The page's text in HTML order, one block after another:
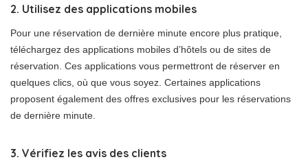
2. Utilisez des applications mobiles
Pour une réservation de dernière minute encore plus pratique,
téléchargez des applications mobiles d’hôtels ou de sites de
réservation. Ces applications vous permettront de réserver en
quelques clics, où que vous soyez. Certaines applications
proposent également des offres exclusives pour les réservations
de dernière minute.
3. Vérifiez les avis des clients